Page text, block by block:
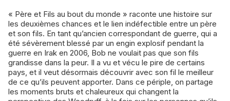
« Père et Fils au bout du monde » raconte une histoire sur
les deuxièmes chances et le lien indéfectible entre un père
et son fils. En tant qu’ancien correspondant de guerre, qui a
été sévèrement blessé par un engin explosif pendant la
guerre en Irak en 2006, Bob ne voulait pas que son fils
grandisse dans la peur. Il a vu et vécu le pire de certains
pays, et il veut désormais découvrir avec son fil le meilleur
de ce qu’ils peuvent apporter. Dans ce périple, on partage
les moments bruts et chaleureux qui changent la